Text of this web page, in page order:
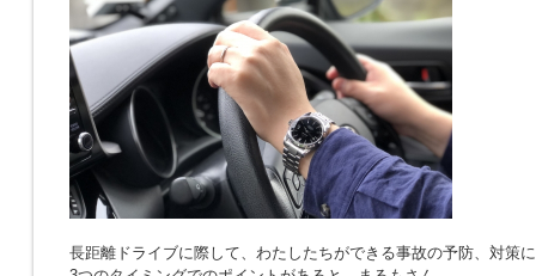
長距離ドライブに際して、わたしたちができる事故の予防、対策